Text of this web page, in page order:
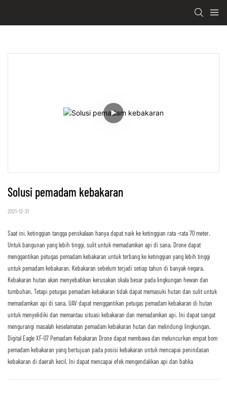
Solusi pemadam kebakaran
2021-12-31
Saat ini, ketinggian tangga penskalaan hanya dapat naik ke ketinggian rata -rata 70 meter.
Untuk bangunan yang lebih tinggi, sulit untuk memadamkan api di sana. Drone dapat
menggantikan petugas pemadam kebakaran untuk terbang ke ketinggian yang lebih tinggi
untuk pemadam kebakaran. Kebakaran sebelum terjadi setiap tahun di banyak negara.
Kebakaran hutan akan menyebabkan kerusakan skala besar pada lingkungan hewan dan
tumbuhan. Tetapi petugas pemadam kebakaran tidak dapat memasuki hutan dan sulit untuk
memadamkan api di sana. UAV dapat menggantikan petugas pemadam kebakaran di hutan
untuk menyelidiki dan memantau situasi kebakaran dan memadamkan api. Ini dapat sangat
mengurangi masalah keselamatan pemadam kebakaran hutan dan melindungi lingkungan.
Digital Eagle XF-07 Pemadam Kebakaran Drone dapat membawa dan meluncurkan empat bom
pemadam kebakaran yang bertujuan pada posisi kebakaran untuk mencapai penindasan
kebakaran di daerah kecil. Ini dapat mencapai efek mengendalikan api dan bahka